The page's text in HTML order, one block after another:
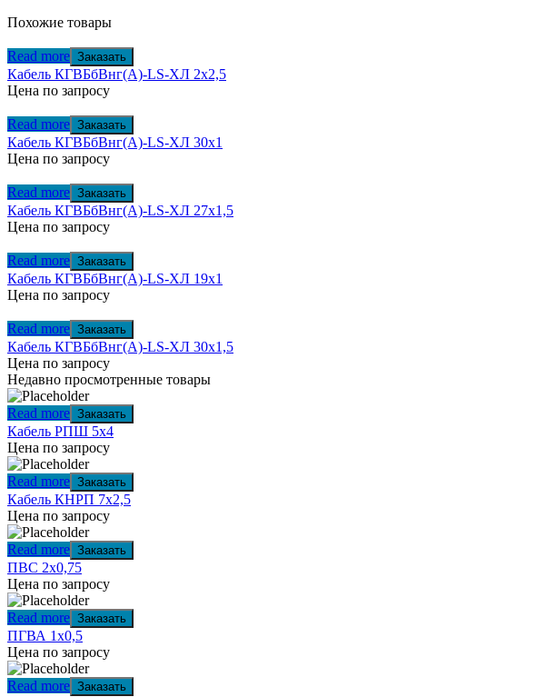
Похожие товары
Read more Заказать
Кабель КГВБбВнг(А)-LS-ХЛ 2х2,5
Цена по запросу
Read more Заказать
Кабель КГВБбВнг(А)-LS-ХЛ 30х1
Цена по запросу
Read more Заказать
Кабель КГВБбВнг(А)-LS-ХЛ 27х1,5
Цена по запросу
Read more Заказать
Кабель КГВБбВнг(А)-LS-ХЛ 19х1
Цена по запросу
Read more Заказать
Кабель КГВБбВнг(А)-LS-ХЛ 30х1,5
Цена по запросу
Недавно просмотренные товары
Read more Заказать
Кабель РПШ 5х4
Цена по запросу
Read more Заказать
Кабель КНРП 7х2,5
Цена по запросу
Read more Заказать
ПВС 2х0,75
Цена по запросу
Read more Заказать
ПГВА 1х0,5
Цена по запросу
Read more Заказать